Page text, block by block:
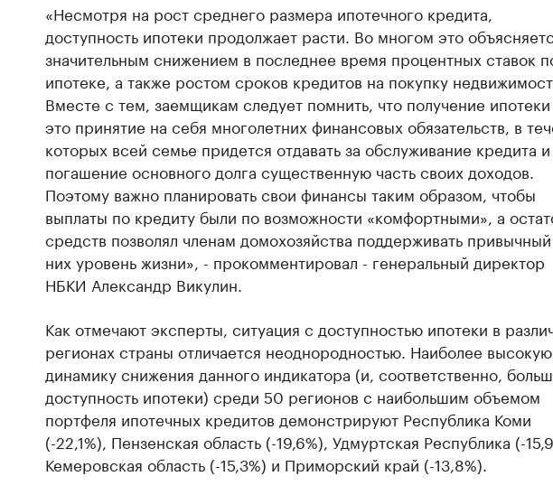
«Несмотря на рост среднего размера ипотечного кредита,
доступность ипотеки продолжает расти. Во многом это
значительным снижением в последнее время процентных ставок
ипотеке, а также ростом сроков кредитов на покупку
Вместе с тем, заемщикам следует помнить, что получение
это принятие на себя многолетних финансовых обязательств, в
которых всей семье придется отдавать за обслуживание кредита и
погашение основного долга существенную часть своих доходов.
Поэтому важно планировать свои финансы таким образом, чтобы
выплаты по кредиту были по возможности «комфортными», а
средств позволял членам домохозяйства поддерживать
них уровень жизни», - прокомментировал - генеральный директор
НБКИ Александр Викулин.
Как отмечают эксперты, ситуация с доступностью ипотеки в
регионах страны отличается неоднородностью. Наиболее высокую
динамику снижения данного индикатора (и, соответственно,
доступность ипотеки) среди 50 регионов с наибольшим объемом
портфеля ипотечных кредитов демонстрируют Республика Коми
(-22,1%), Пензенская область (-19,6%), Удмуртская Республика (-
Кемеровская область (-15,3%) и Приморский край (-13,8%).